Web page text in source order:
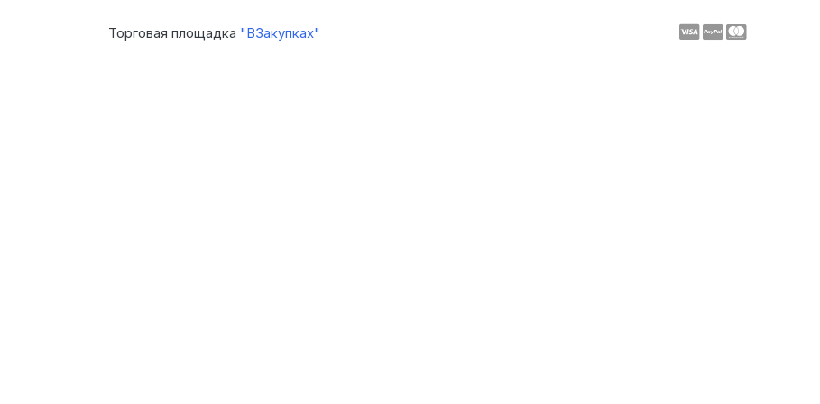
Торговая площадка "ВЗакупках"